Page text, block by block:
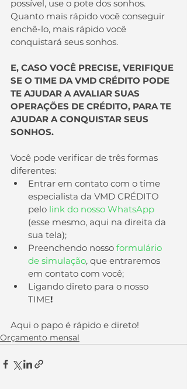
possível, use o pote dos sonhos.
Quanto mais rápido você conseguir
enchê-lo, mais rápido você
conquistará seus sonhos.
E, CASO VOCÊ PRECISE, VERIFIQUE
SE O TIME DA VMD CRÉDITO PODE
TE AJUDAR A AVALIAR SUAS
OPERAÇÕES DE CRÉDITO, PARA TE
AJUDAR A CONQUISTAR SEUS
SONHOS.
Você pode verificar de três formas
diferentes:
Entrar em contato com o time
especialista da VMD CRÉDITO
pelo link do nosso WhatsApp
(esse mesmo, aqui na direita da
sua tela);
Preenchendo nosso formulário
de simulação, que entraremos
em contato com você;
Ligando direto para o nosso
TIME!
Aqui o papo é rápido e direto!
Orçamento mensal